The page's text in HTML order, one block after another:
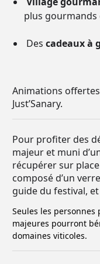
plus
Des cadeaux à
Animations
Just’Sanary.
Pour profiter des
majeur et muni
récupérer sur
composé d’un
guide du festival,
Seules les
majeures pourront
domaines viticoles.